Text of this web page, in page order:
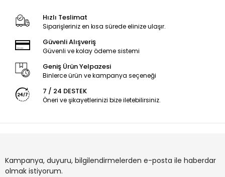
Hızlı Teslimat
Siparişleriniz en kısa sürede elinize ulaşır.
Güvenli Alışveriş
Güvenli ve kolay ödeme sistemi
Geniş Ürün Yelpazesi
Binlerce ürün ve kampanya seçeneği
7 / 24 DESTEK
Öneri ve şikayetlerinizi bize iletebilirsiniz.
Kampanya, duyuru, bilgilendirmelerden e-posta ile haberdar
olmak istiyorum.